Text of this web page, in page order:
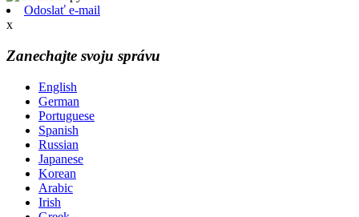
Odoslať e-mail
x
Zanechajte svoju správu
English
German
Portuguese
Spanish
Russian
Japanese
Korean
Arabic
Irish